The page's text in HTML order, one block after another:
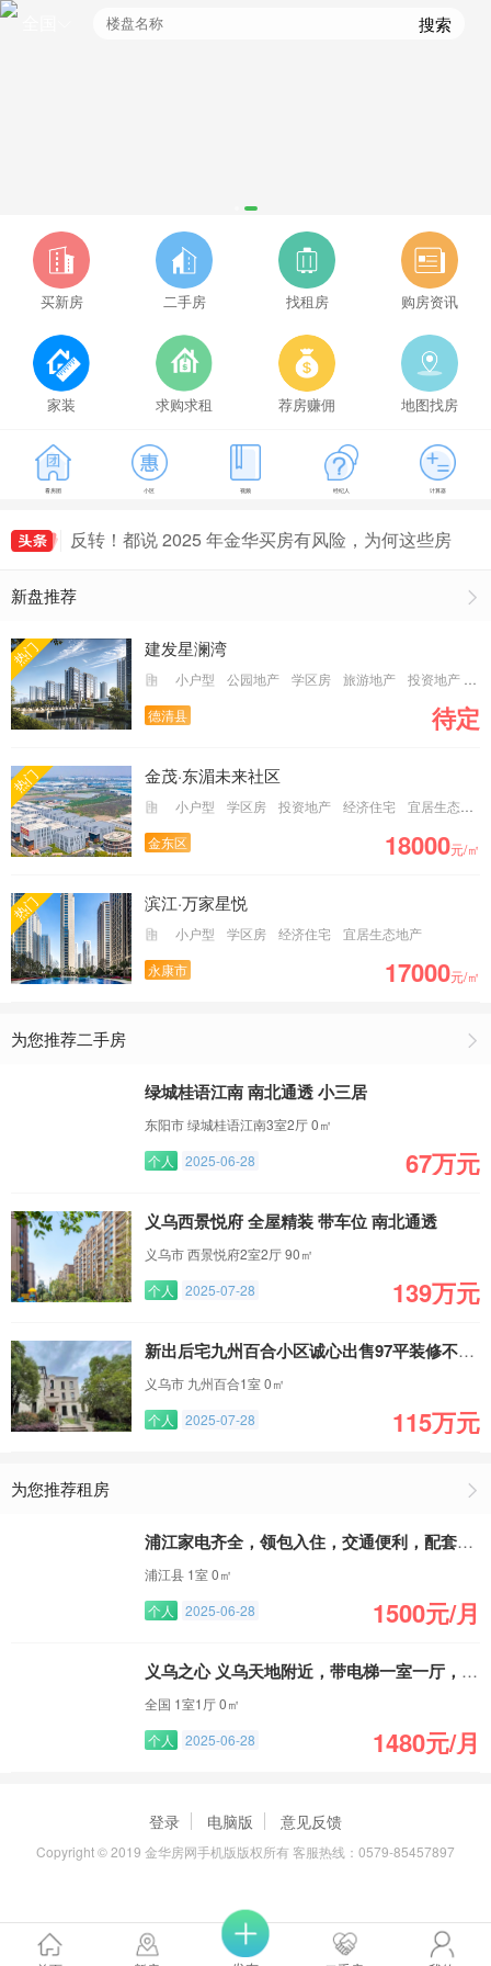
搜索
买新房 二手房 找租房 购房资讯
家装 求购求租 荐房赚佣 地图找房
看房团 小区 视频 经纪人 计算器
凤冈拼车用什么软件好，凤冈拼车群免费进入
抖音代举报业务,2025抖音专业举报团队
情？
反转！都说 2025 年金华买房有风险，为何这些房
背后有何隐情？
凤冈拼车用什么软件好，凤冈拼车群免费进入
抖音代举报业务,2025抖音专业举报团队
新盘推荐
热门 建发星澜湾
小户型 公园地产 学区房 旅游地产 投资地产
德清县
待定
热门 金茂·东湄未来社区
小户型 学区房 投资地产 经济住宅
宜居生态地产
金东区
18000元/㎡
热门 滨江·万家星悦
小户型 学区房 经济住宅
宜居生态地产
永康市
17000元/㎡
为您推荐二手房
绿城桂语江南 南北通透 小三居
东阳市 绿城桂语江南3室2厅 0㎡
个人
2025-06-28 67万元
义乌西景悦府 全屋精装 带车位 南北通透
义乌市 西景悦府2室2厅 90㎡
个人
2025-07-28 139万元
新出后宅九州百合小区诚心出售97平装修不错的两居室
义乌市 九州百合1室 0㎡
个人
2025-07-28 115万元
为您推荐租房
浦江家电齐全，领包入住，交通便利，配套齐全
浦江县 1室 0㎡
个人
2025-06-28 1500元/月
义乌之心 义乌天地附近，带电梯一室一厅，拎包入住
全国 1室1厅 0㎡
个人
2025-06-28 1480元/月
登录 电脑版 意见反馈
Copyright © 2019 金华房网手机版版权所有 客服热线：0579-85457897